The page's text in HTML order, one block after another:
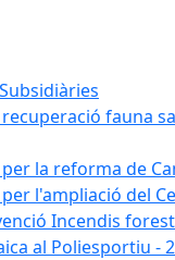
fauna
la reforma de
l'ampliació del
Incendis
al Poliesportiu -